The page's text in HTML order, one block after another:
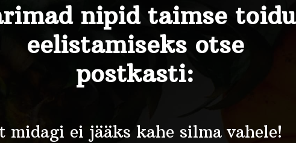
nipid taimse toidu
eelistamiseks otse
postkasti:
midagi ei jääks kahe silma vahele!